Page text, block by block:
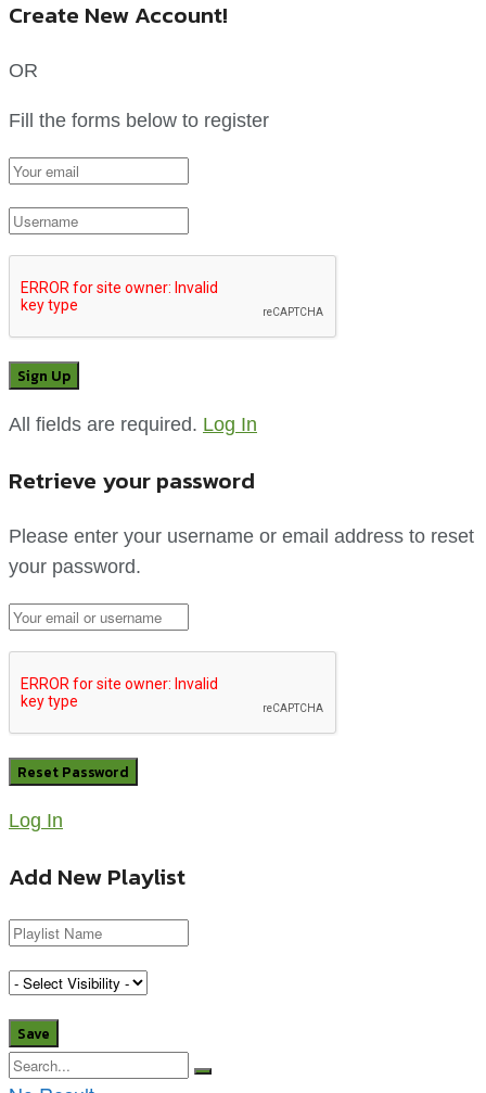
Create New Account!
OR
Fill the forms below to register
All fields are required. Log In
Retrieve your password
Please enter your username or email address to reset
your password.
Log In
Add New Playlist